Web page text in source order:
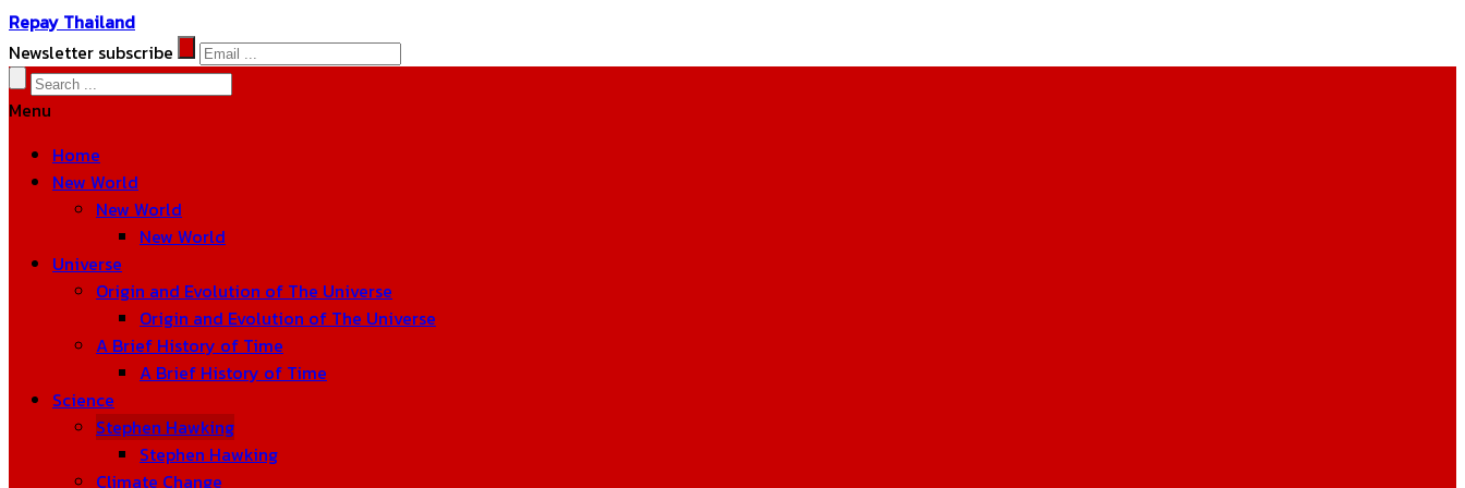
Repay Thailand
Newsletter subscribe
Menu
Home
New World
New World
New World
Universe
Origin and Evolution of The Universe
Origin and Evolution of The Universe
A Brief History of Time
A Brief History of Time
Science
Stephen Hawking
Stephen Hawking
Climate Change